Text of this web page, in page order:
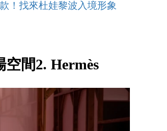
！找來杜娃黎波入境形象
間2. Hermès